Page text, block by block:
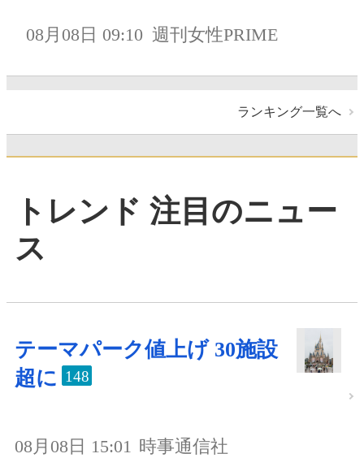
08月08日 09:10 週刊女性PRIME
ランキング一覧へ
トレンド 注目のニュー
ス
テーマパーク値上げ 30施設
超に 148
08月08日 15:01 時事通信社